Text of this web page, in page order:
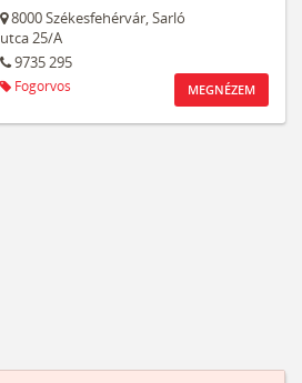
8000Székesfehérvár,Sarló
utca 25/A
9735 295
Fogorvos MEGNÉZEM